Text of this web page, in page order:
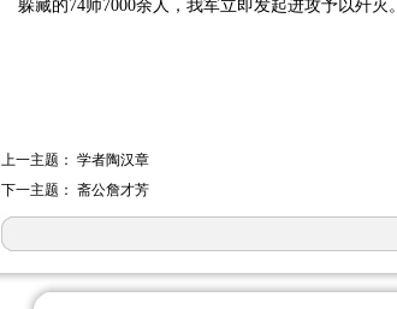
躲藏的74师7000余人，我军立即发起进攻予以歼灭。
上一主题： 学者陶汉章
下一主题： 斋公詹才芳